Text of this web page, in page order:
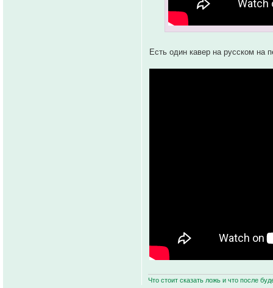
Есть один кавер на русском на
Что стоит сказать ложь и что после